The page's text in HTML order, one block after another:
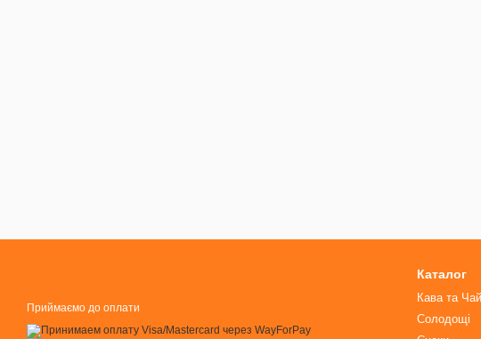
Приймаємо до оплати
Каталог
Кава та Чай
Солодощі